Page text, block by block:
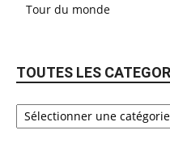
Tour du monde
TOUTES LES